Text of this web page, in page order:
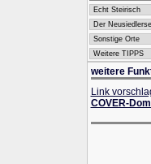
weitere
Link
COVER-